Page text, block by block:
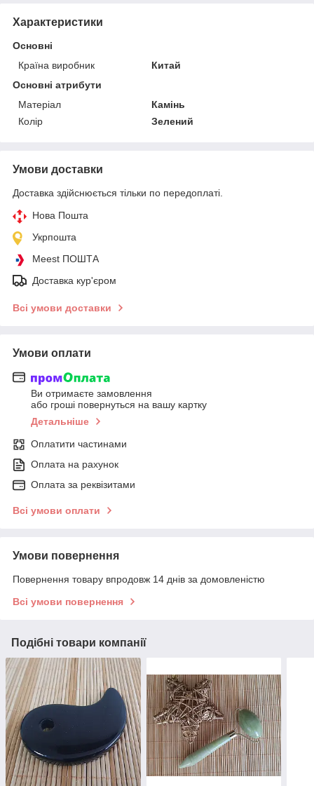
Характеристики
Основні
Країна виробник
Китай
Основні атрибути
Матеріал
Камінь
Колір
Зелений
Умови доставки
Доставка здійснюється тільки по передоплаті.
Нова Пошта
Укрпошта
Meest ПОШТА
Доставка кур'єром
Всі умови доставки
Умови оплати
Ви отримаєте замовлення
або гроші повернуться на вашу картку
Детальніше
Оплатити частинами
Оплата на рахунок
Оплата за реквізитами
Всі умови оплати
Умови повернення
Повернення товару впродовж 14 днів за домовленістю
Всі умови повернення
Подібні товари компанії